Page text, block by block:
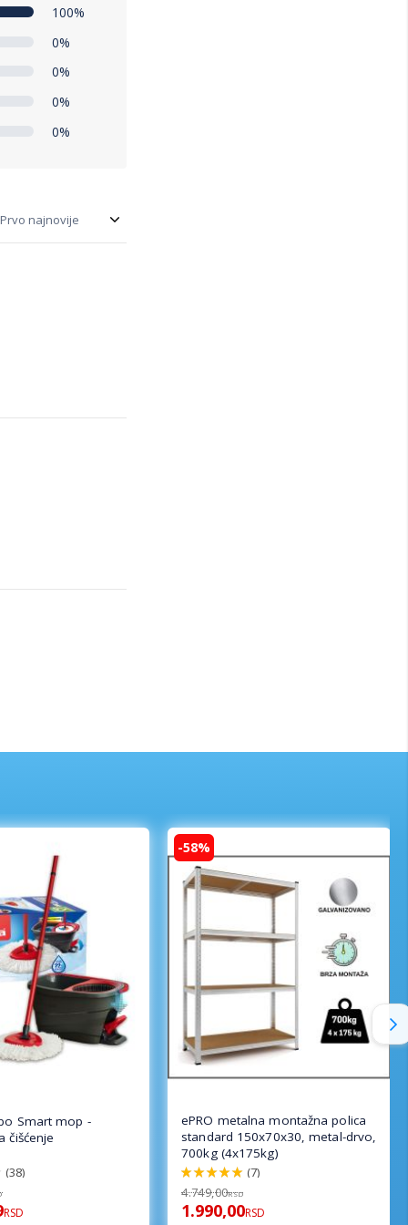
100%
0%
0%
0%
0%
Smart mop -
čišćenje
(38)
RSD
-58%
ePRO metalna montažna polica
standard 150x70x30, metal-drvo,
700kg (4x175kg)
100%
(7)
4.749,00RSD
1.990,00RSD